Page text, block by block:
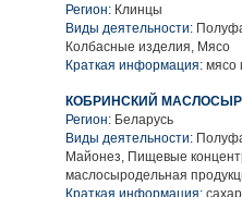
Регион: Клинцы
Виды деятельности:
Колбасные изделия, Мясо
Краткая информация: мясо
КОБРИНСКИЙ
Регион: Беларусь
Виды деятельности:
Майонез, Пищевые
маслосыродельная
Краткая информация: